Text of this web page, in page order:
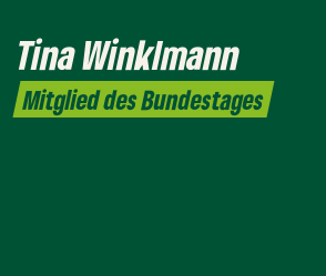
TinaWinklmann
Mitglied des Bundestages